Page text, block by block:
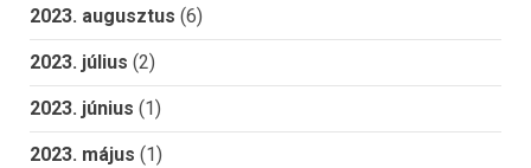
2023. augusztus (6)
2023. július (2)
2023. június (1)
2023. május (1)